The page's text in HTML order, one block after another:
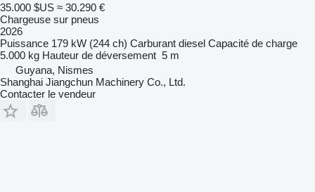
35.000 $US ≈ 30.290 €
Chargeuse sur pneus
2026
Puissance 179 kW (244 ch) Carburant diesel Capacité de charge
5.000 kg Hauteur de déversement 5 m
Guyana, Nismes
Shanghai Jiangchun Machinery Co., Ltd.
Contacter le vendeur